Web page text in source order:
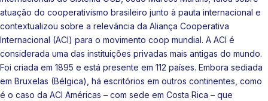
atuação do cooperativismo brasileiro junto à pauta internacional e
contextualizou sobre a relevância da Aliança Cooperativa
Internacional (ACI) para o movimento coop mundial. A ACI é
considerada uma das instituições privadas mais antigas do mundo.
Foi criada em 1895 e está presente em 112 países. Embora sediada
em Bruxelas (Bélgica), há escritórios em outros continentes, como
é o caso da ACI Américas – com sede em Costa Rica – que